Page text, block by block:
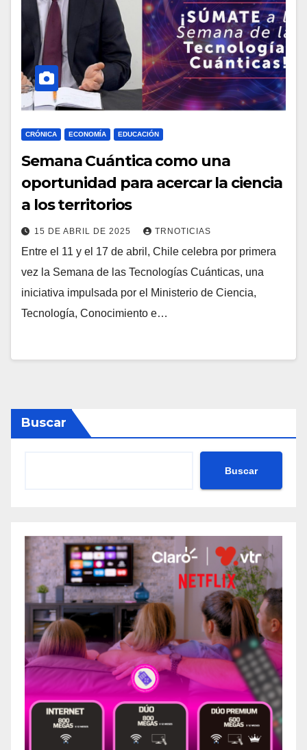
CRÓNICA ECONOMÍA EDUCACIÓN
Semana Cuántica como una
oportunidad para acercar la ciencia
a los territorios
15 DE ABRIL DE 2025 TRNOTICIAS
Entre el 11 y el 17 de abril, Chile celebra por primera
vez la Semana de las Tecnologías Cuánticas, una
iniciativa impulsada por el Ministerio de Ciencia,
Tecnología, Conocimiento e…
Buscar
Buscar